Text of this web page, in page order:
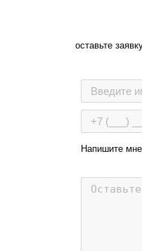
оставьте
Напишите